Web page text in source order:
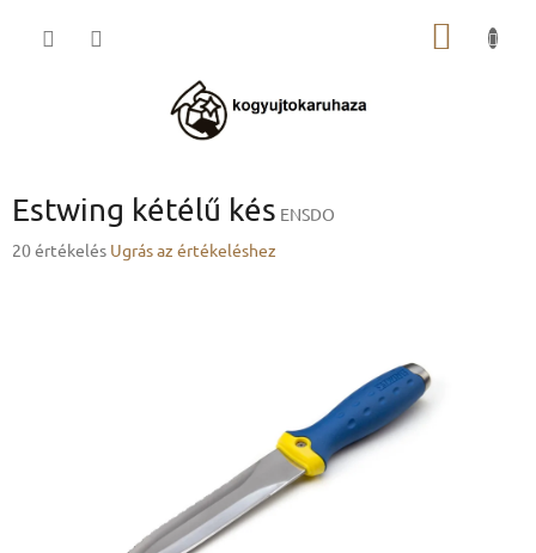
KOSÁR
Estwing kétélű kés ENSDO
A
20 értékelés Ugrás az értékeléshez